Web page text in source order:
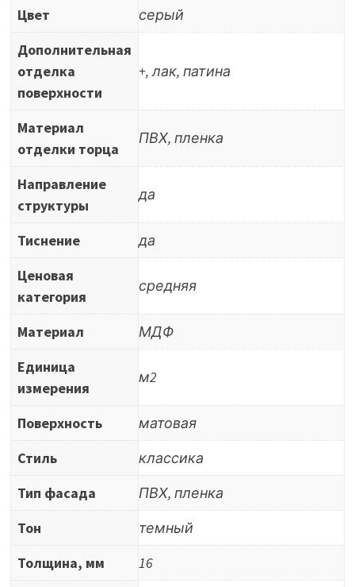
2-
350
(ИМ04/-)
патина
серебро
Цвет
серый
Дополнительная
отделка
поверхности
+, лак, патина
Материал
отделки торца
ПВХ, пленка
Направление
структуры
да
Тиснение
да
Ценовая
категория
средняя
Материал
МДФ
Единица
измерения
м2
Поверхность
матовая
Стиль
классика
Тип фасада
ПВХ, пленка
Тон
темный
Толщина, мм
16